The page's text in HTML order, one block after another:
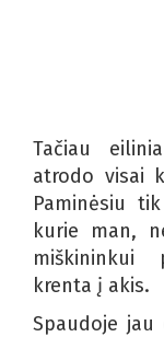
Tačiau
atrodo visai
Paminėsiu
kurie man,
miškininkui
krenta į akis.
Spaudoje